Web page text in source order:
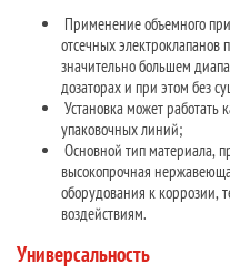
Применение объемного
отсечных электроклапанов
значительно большем
дозаторах и при этом без
Установка может работать
упаковочных линий;
Основной тип материала,
высокопрочная
оборудования к коррозии,
воздействиям.
Универсальность